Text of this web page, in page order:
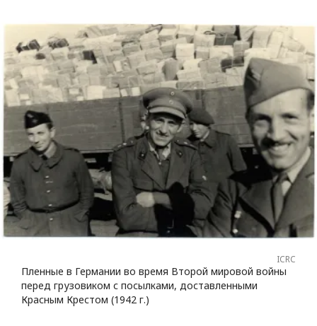
ICRC
Пленные в Германии во время Второй мировой войны
перед грузовиком с посылками, доставленными
Красным Крестом (1942 г.)